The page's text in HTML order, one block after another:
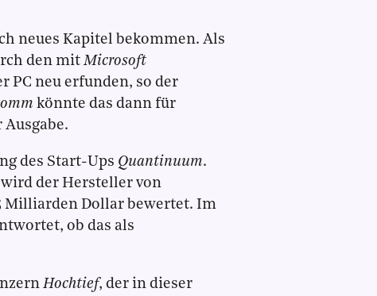
neues Kapitel bekommen. Als
den mit Microsoft
PC neu erfunden, so der
könnte das dann für
des Start-Ups Quantinuum.
der Hersteller von
Milliarden Dollar bewertet. Im
ob das als
Hochtief, der in dieser